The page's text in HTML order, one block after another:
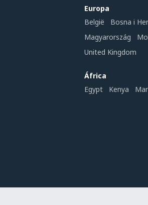
Europa
België
Bosna i
Magyarország
United Kingdom
África
Egypt
Kenya